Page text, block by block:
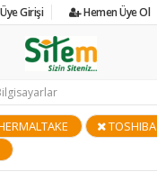
Üye Girişi Hemen Üye Ol
TOSHIBA